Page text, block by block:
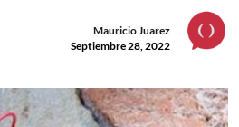
Mauricio Juarez
Septiembre 28, 2022